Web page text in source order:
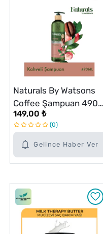
Gelince Haber Ver
Naturals By Watsons
Coffee Şampuan 490
ml
149,00 ₺
0